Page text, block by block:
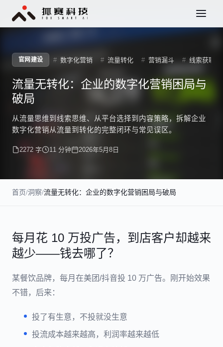
官网建设 数字化营销 流量转化 营销漏斗 线索获取
流量无转化：企业的数字化营销困局与
破局
从流量思维到线索思维、从平台选择到内容策略，拆解企业
数字化营销从流量到转化的完整闭环与常见误区。
2272 字 11 分钟 2026年5月8日
首页/洞察/流量无转化：企业的数字化营销困局与破局
每月花 10 万投广告，到店客户却越来
越少——钱去哪了？
某餐饮品牌，每月在美团/抖音投 10 万广告。刚开始效果
不错，后来：
投了有生意，不投就没生意
投流成本越来越高，利润率越来越低